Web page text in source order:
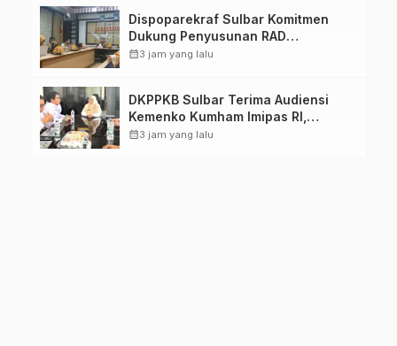
Dispoparekraf Sulbar Komitmen
Dukung Penyusunan RAD
TPB/SDGs Sulawesi Barat
calendar_month3 jam yang lalu
DKPPKB Sulbar Terima Audiensi
Kemenko Kumham Imipas RI,
Perkuat Pelayanan Kesehatan bagi
calendar_month3 jam yang lalu